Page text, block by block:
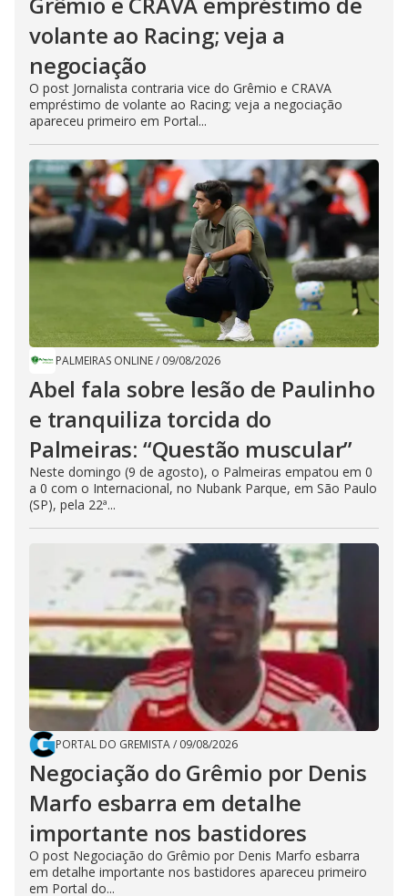
volante ao Racing; veja a
negociação
O post Jornalista contraria vice do Grêmio e CRAVA
empréstimo de volante ao Racing; veja a negociação
apareceu primeiro em Portal...
PALMEIRAS ONLINE/ 09/08/2026
Abel fala sobre lesão de Paulinho
e tranquiliza torcida do
Palmeiras: “Questão muscular”
Neste domingo (9 de agosto), o Palmeiras empatou em 0
a 0 com o Internacional, no Nubank Parque, em São Paulo
(SP), pela 22ª...
PORTAL DO GREMISTA/ 09/08/2026
Negociação do Grêmio por Denis
Marfo esbarra em detalhe
importante nos bastidores
O post Negociação do Grêmio por Denis Marfo esbarra
em detalhe importante nos bastidores apareceu primeiro
em Portal do...